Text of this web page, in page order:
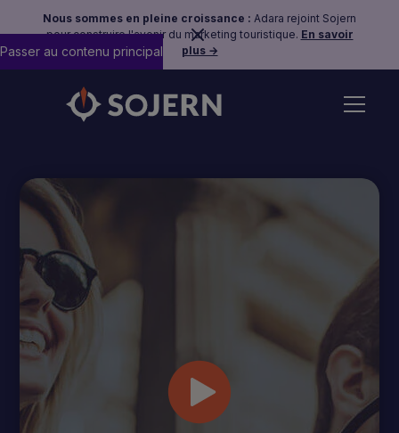
Nous sommes en pleine croissance : Adara rejoint Sojern
pour construire l'avenir du marketing touristique. En savoir
plus →
Passer au contenu principal